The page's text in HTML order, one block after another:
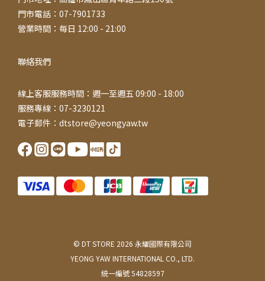
門市電話：07-7901733
營業時間：每日 12:00 - 21:00
聯絡我們
線上客服服務時間：週一至週五 09:00 - 18:00
服務專線：07-3230121
電子郵件：dtstore@yeongyaw.tw
© DT STORE 2026 永耀國際有限公司
YEONG YAW INTERNATIONAL CO., LTD.
統一編號 54828597